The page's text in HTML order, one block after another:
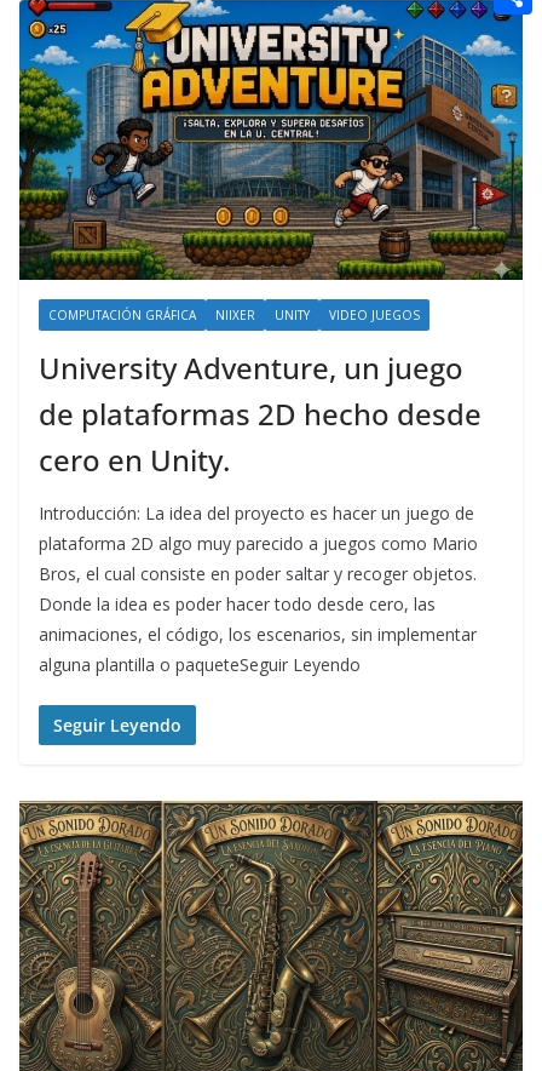
COMPUTACIÓN GRÁFICA NIIXER UNITY VIDEO JUEGOS
University Adventure, un juego
de plataformas 2D hecho desde
cero en Unity.
Introducción: La idea del proyecto es hacer un juego de
plataforma 2D algo muy parecido a juegos como Mario
Bros, el cual consiste en poder saltar y recoger objetos.
Donde la idea es poder hacer todo desde cero, las
animaciones, el código, los escenarios, sin implementar
alguna plantilla o paqueteSeguir Leyendo
Seguir Leyendo
n
g
e
r
e
e
r
e
s
t
a
i
l
e
d
d
i
t
C
m
p
a
r
t